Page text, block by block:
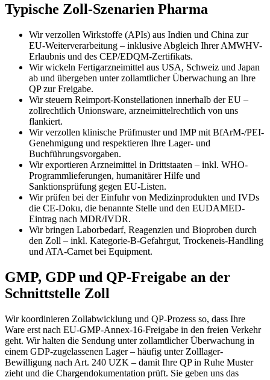
Typische Zoll-Szenarien Pharma
Wir verzollen Wirkstoffe (APIs) aus Indien und China zur
EU-Weiterverarbeitung – inklusive Abgleich Ihrer AMWHV-
Erlaubnis und des CEP/EDQM-Zertifikats.
Wir wickeln Fertigarzneimittel aus USA, Schweiz und Japan
ab und übergeben unter zollamtlicher Überwachung an Ihre
QP zur Freigabe.
Wir steuern Reimport-Konstellationen innerhalb der EU –
zollrechtlich Unionsware, arzneimittelrechtlich von uns
flankiert.
Wir verzollen klinische Prüfmuster und IMP mit BfArM-/PEI-
Genehmigung und respektieren Ihre Lager- und
Buchführungsvorgaben.
Wir exportieren Arzneimittel in Drittstaaten – inkl. WHO-
Programmlieferungen, humanitärer Hilfe und
Sanktionsprüfung gegen EU-Listen.
Wir prüfen bei der Einfuhr von Medizinprodukten und IVDs
die CE-Doku, die benannte Stelle und den EUDAMED-
Eintrag nach MDR/IVDR.
Wir bringen Laborbedarf, Reagenzien und Bioproben durch
den Zoll – inkl. Kategorie-B-Gefahrgut, Trockeneis-Handling
und ATA-Carnet bei Equipment.
GMP, GDP und QP-Freigabe an der
Schnittstelle Zoll
Wir koordinieren Zollabwicklung und QP-Prozess so, dass Ihre
Ware erst nach EU-GMP-Annex-16-Freigabe in den freien Verkehr
geht. Wir halten die Sendung unter zollamtlicher Überwachung in
einem GDP-zugelassenen Lager – häufig unter Zolllager-
Bewilligung nach Art. 240 UZK – damit Ihre QP in Ruhe Muster
zieht und die Chargendokumentation prüft. Sie geben uns das